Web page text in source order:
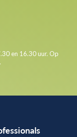
en 16.30 uur. Op